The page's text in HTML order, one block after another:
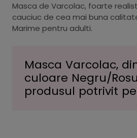
Masca de Varcolac, foarte
cauciuc de cea mai buna
Marime pentru adulti.
Masca Varcolac,
culoare Negru/
produsul potrivit